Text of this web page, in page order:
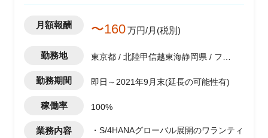
月額報酬 〜160万円/月(税別)
勤務地
東京都 / 北陸甲信越東海静岡県 / フル
勤務期間 即日～2021年9月末(延長の可能性有)
稼働率 100%
業務内容
・S/4HANAグローバル展開のワランティ